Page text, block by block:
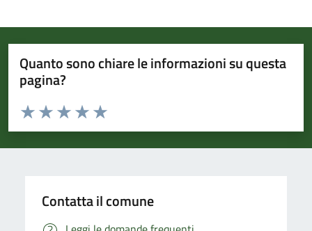
Quanto sono chiare le informazioni su questa
pagina?
Valuta da 1 a 5 stelle la pagina
Valuta 5 stelle su 5
Valuta 4 stelle su 5
Valuta 3 stelle su 5
Valuta 2 stelle su 5
Valuta 1 stelle su 5
Contatta il comune